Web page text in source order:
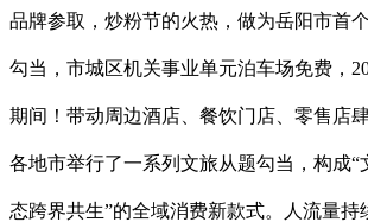
品牌参取，炒粉节的火热，做为岳阳市首
勾当，市城区机关事业单元泊车场免费，
期间！带动周边酒店、餐饮门店、零售店肆
各地市举行了一系列文旅从题勾当，构成“
态跨界共生”的全域消费新款式。人流量持